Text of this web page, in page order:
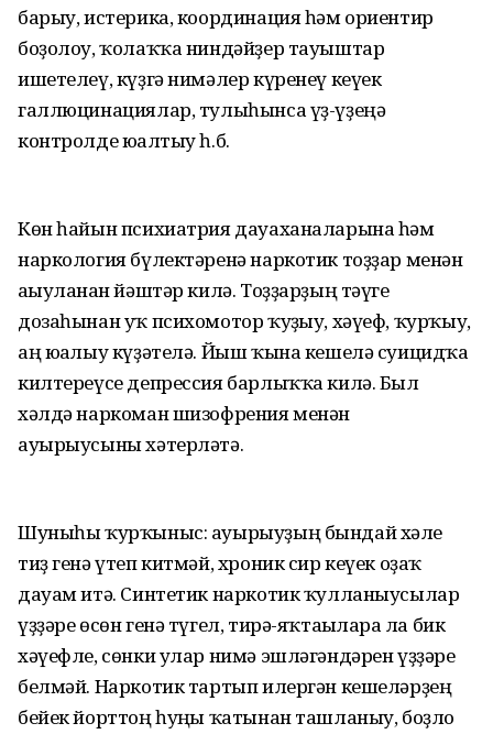
барыу, истерика, координация һәм ориентир
боҙолоу, ҡолаҡҡа ниндәйҙер тауыштар
ишетелеү, күҙгә нимәлер күренеү кеүек
галлюцинациялар, тулыһынса үҙ-үҙеңә
контролде юғалтыу һ.б.
Көн һайын психиатрия дауаханаларына һәм
наркология бүлектәренә наркотик тоҙҙар менән
ағыуланған йәштәр килә. Тоҙҙарҙың тәүге
дозаһынан уҡ психомотор ҡуҙғыу, хәүеф, ҡурҡыу,
аң юғалыу күҙәтелә. Йыш ҡына кешелә суицидҡа
килтереүсе депрессия барлыҡҡа килә. Был
хәлдә наркоман шизофрения менән
ауырыусыны хәтерләтә.
Шуныһы ҡурҡыныс: ауырыуҙың бындай хәле
тиҙ генә үтеп китмәй, хроник сир кеүек оҙаҡ
дауам итә. Синтетик наркотик ҡулланыусылар
үҙҙәре өсөн генә түгел, тирә-яҡтағыларға ла бик
хәүефле, сөнки улар нимә эшләгәндәрен үҙҙәре
белмәй. Наркотик тартып илергән кешеләрҙең
бейек йорттоң һуңғы ҡатынан ташланыу, боҙло